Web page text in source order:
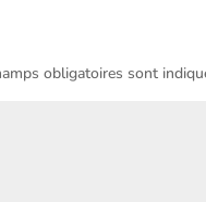
obligatoires sont